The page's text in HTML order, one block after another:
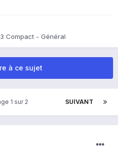
Compact - Général
à ce sujet
SUIVANT
1 sur 2